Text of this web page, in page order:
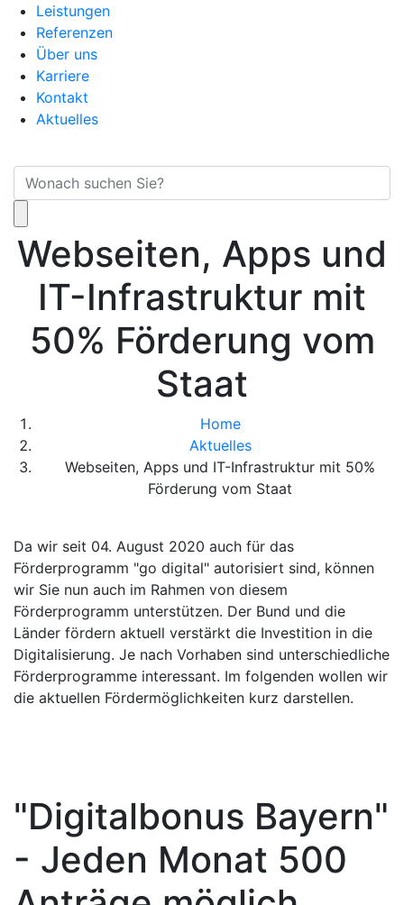
Leistungen
Referenzen
Über uns
Karriere
Kontakt
Aktuelles
Webseiten, Apps und
IT-Infrastruktur mit
50% Förderung vom
Staat
Home
Aktuelles
Webseiten, Apps und IT-Infrastruktur mit 50%
Förderung vom Staat
Da wir seit 04. August 2020 auch für das
Förderprogramm "go digital" autorisiert sind, können
wir Sie nun auch im Rahmen von diesem
Förderprogramm unterstützen. Der Bund und die
Länder fördern aktuell verstärkt die Investition in die
Digitalisierung. Je nach Vorhaben sind unterschiedliche
Förderprogramme interessant. Im folgenden wollen wir
die aktuellen Fördermöglichkeiten kurz darstellen.
"Digitalbonus Bayern"
- Jeden Monat 500